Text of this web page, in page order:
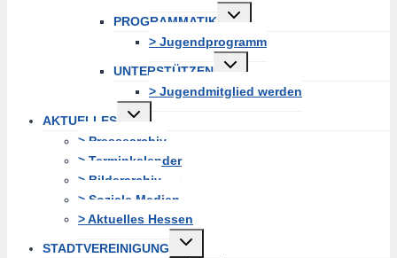
PROGRAMMATIK
Untermenü
erweitern
> Jugendprogramm
UNTERSTÜTZEN
Untermenü
erweitern
> Jugendmitglied werden
AKTUELLES
Untermenü
erweitern
> Pressearchiv
> Terminkalender
> Bilderarchiv
> Soziale Medien
> Aktuelles Hessen
STADTVEREINIGUNG
Untermenü
erweitern